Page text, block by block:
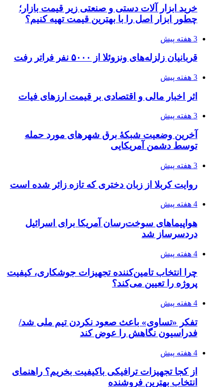
4 هفته پیش
چرا انتخاب تامین‌کننده تجهیزات جوشکاری، کیفیت
پروژه را تعیین می‌کند؟
4 هفته پیش
تفکر «تساوی» باعث صعود نکردن تیم ملی شد/
فدراسیون نگاهش را عوض کند
4 هفته پیش
از کجا تجهیزات ترافیکی باکیفیت بخریم؟ راهنمای
انتخاب بهترین فروشنده
4 هفته پیش
روسیه
4 هفته پیش
افزایش ۳ تا ۴ درجه‌ای دما در ایلام تا اواخر هفته
4 هفته پیش
رکوردزنی عمل پیوند عضو در قلب پایتخت
۱۴۰۵/۰۴/۱۹
برق، ضامن پایداری شبکه است
۱۴۰۵/۰۴/۱۸
راه اندازی مرغداری؛ محاسبه هزینه، درآمد و سود با
طرح توجیهی
۱۴۰۵/۰۴/۱۸